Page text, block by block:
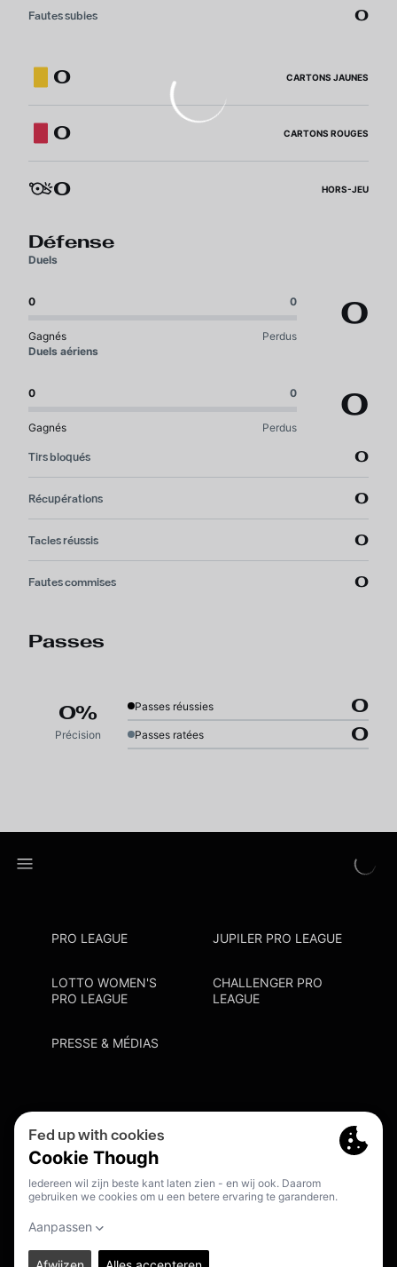
Fautes subies 0
0 CARTONS JAUNES
0 CARTONS ROUGES
0 HORS-JEU
Défense
Duels
0 0
Gagnés Perdus
0
Duels aériens
0 0
Gagnés Perdus
0
Tirs bloqués 0
Récupérations 0
Tacles réussis 0
Fautes commises 0
Passes
0%
Précision
Passes réussies 0
Passes ratées 0
PRO LEAGUE JUPILER PRO LEAGUE
LOTTO WOMEN'S
PRO LEAGUE
CHALLENGER PRO
LEAGUE
PRESSE & MÉDIAS
Cookie Policy
Point De Contact Discrimination